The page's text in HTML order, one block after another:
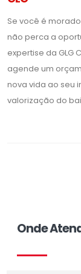
Se você é
não perca a
expertise da GLG
agende um
nova vida ao seu
valorização do
Onde